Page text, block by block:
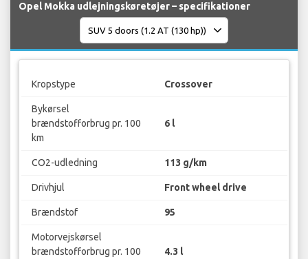
Opel Mokka udlejningskøretøjer – specifikationer
Kropstype Crossover
Bykørsel
brændstofforbrug pr. 100
km
6 l
CO2-udledning 113 g/km
Drivhjul Front wheel drive
Brændstof 95
Motorvejskørsel
brændstofforbrug pr. 100
4.3 l